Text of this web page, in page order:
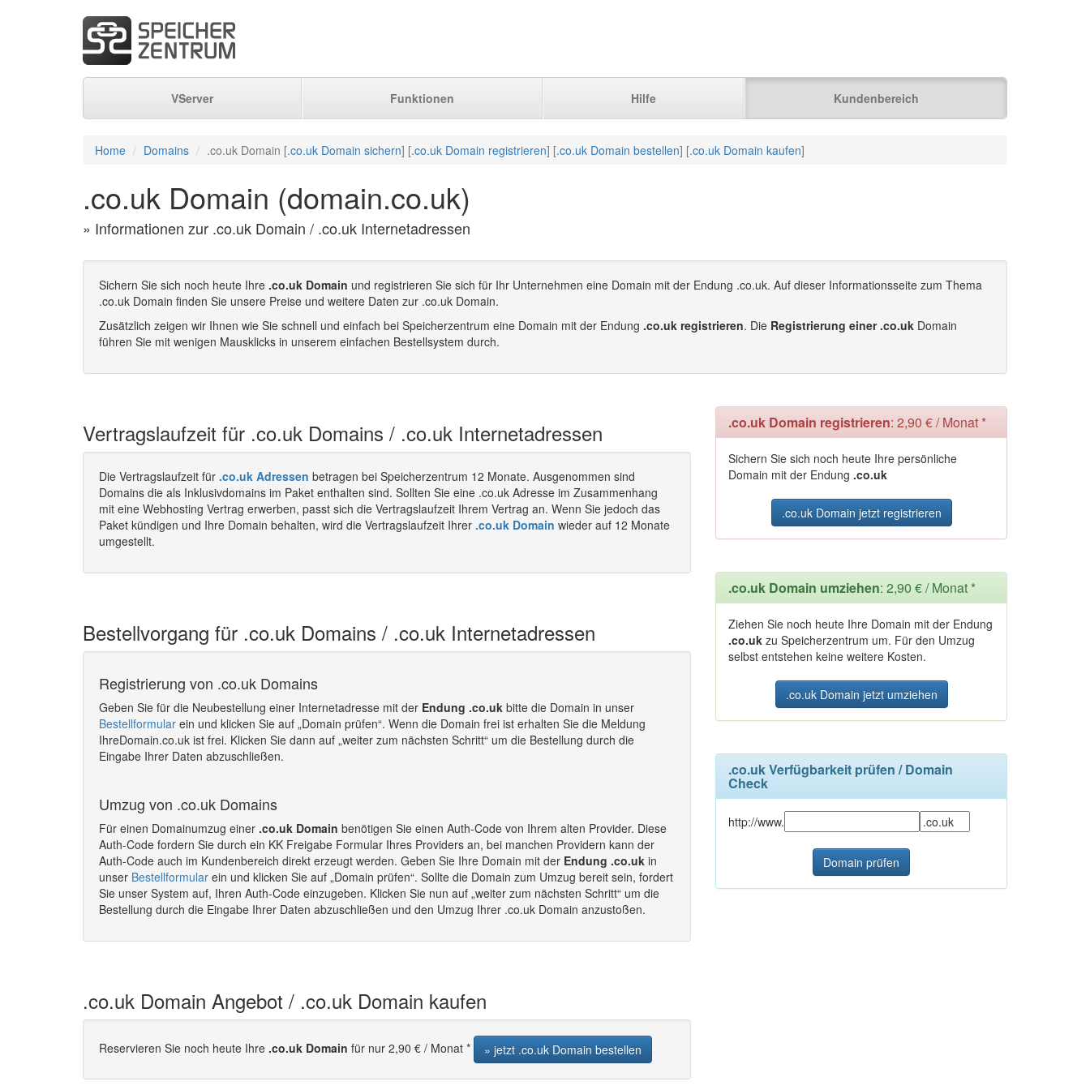
VServer Funktionen Hilfe Kundenbereich
Home Domains .co.uk Domain [.co.uk Domain sichern] [.co.uk Domain registrieren] [.co.uk Domain bestellen] [.co.uk Domain kaufen]
.co.uk Domain (domain.co.uk)
» Informationen zur .co.uk Domain / .co.uk Internetadressen
Sichern Sie sich noch heute Ihre .co.uk Domain und registrieren Sie sich für Ihr Unternehmen eine Domain mit der Endung .co.uk. Auf dieser Informationsseite zum Thema
.co.uk Domain finden Sie unsere Preise und weitere Daten zur .co.uk Domain.
Zusätzlich zeigen wir Ihnen wie Sie schnell und einfach bei Speicherzentrum eine Domain mit der Endung .co.uk registrieren. Die Registrierung einer .co.uk Domain
führen Sie mit wenigen Mausklicks in unserem einfachen Bestellsystem durch.
Vertragslaufzeit für .co.uk Domains / .co.uk Internetadressen
Die Vertragslaufzeit für .co.uk Adressen betragen bei Speicherzentrum 12 Monate. Ausgenommen sind
Domains die als Inklusivdomains im Paket enthalten sind. Sollten Sie eine .co.uk Adresse im Zusammenhang
mit eine Webhosting Vertrag erwerben, passt sich die Vertragslaufzeit Ihrem Vertrag an. Wenn Sie jedoch das
Paket kündigen und Ihre Domain behalten, wird die Vertragslaufzeit Ihrer .co.uk Domain wieder auf 12 Monate
umgestellt.
Bestellvorgang für .co.uk Domains / .co.uk Internetadressen
Registrierung von .co.uk Domains
Geben Sie für die Neubestellung einer Internetadresse mit der Endung .co.uk bitte die Domain in unser
Bestellformular ein und klicken Sie auf „Domain prüfen“. Wenn die Domain frei ist erhalten Sie die Meldung
IhreDomain.co.uk ist frei. Klicken Sie dann auf „weiter zum nächsten Schritt“ um die Bestellung durch die
Eingabe Ihrer Daten abzuschließen.
Umzug von .co.uk Domains
Für einen Domainumzug einer .co.uk Domain benötigen Sie einen Auth-Code von Ihrem alten Provider. Diese
Auth-Code fordern Sie durch ein KK Freigabe Formular Ihres Providers an, bei manchen Providern kann der
Auth-Code auch im Kundenbereich direkt erzeugt werden. Geben Sie Ihre Domain mit der Endung .co.uk in
unser Bestellformular ein und klicken Sie auf „Domain prüfen“. Sollte die Domain zum Umzug bereit sein, fordert
Sie unser System auf, Ihren Auth-Code einzugeben. Klicken Sie nun auf „weiter zum nächsten Schritt“ um die
Bestellung durch die Eingabe Ihrer Daten abzuschließen und den Umzug Ihrer .co.uk Domain anzustoßen.
.co.uk Domain Angebot / .co.uk Domain kaufen
Reservieren Sie noch heute Ihre .co.uk Domain für nur 2,90 € / Monat * » jetzt .co.uk Domain bestellen
.co.uk Domain registrieren: 2,90 € / Monat *
Sichern Sie sich noch heute Ihre persönliche
Domain mit der Endung .co.uk
.co.uk Domain jetzt registrieren
.co.uk Domain umziehen: 2,90 € / Monat *
Ziehen Sie noch heute Ihre Domain mit der Endung
.co.uk zu Speicherzentrum um. Für den Umzug
selbst entstehen keine weitere Kosten.
.co.uk Domain jetzt umziehen
.co.uk Verfügbarkeit prüfen / Domain
Check
http://www.